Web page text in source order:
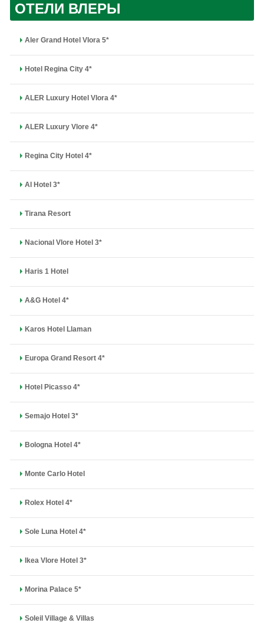
ОТЕЛИ ВЛЕРЫ
Aler Grand Hotel Vlora 5*
Hotel Regina City 4*
ALER Luxury Hotel Vlora 4*
ALER Luxury Vlore 4*
Regina City Hotel 4*
Al Hotel 3*
Tirana Resort
Nacional Vlore Hotel 3*
Haris 1 Hotel
A&G Hotel 4*
Karos Hotel Llaman
Europa Grand Resort 4*
Hotel Picasso 4*
Semajo Hotel 3*
Bologna Hotel 4*
Monte Carlo Hotel
Rolex Hotel 4*
Sole Luna Hotel 4*
Ikea Vlore Hotel 3*
Morina Palace 5*
Soleil Village & Villas